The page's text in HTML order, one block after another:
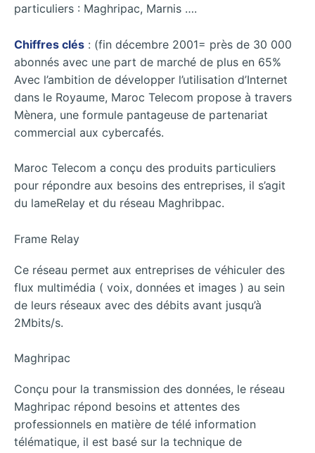
particuliers : Maghripac, Marnis ….
Chiffres clés : (fin décembre 2001= près de 30 000
abonnés avec une part de marché de plus en 65%
Avec l’ambition de développer l’utilisation d’Internet
dans le Royaume, Maroc Telecom propose à travers
Mènera, une formule pantageuse de partenariat
commercial aux cybercafés.
Maroc Telecom a conçu des produits particuliers
pour répondre aux besoins des entreprises, il s’agit
du lameRelay et du réseau Maghribpac.
Frame Relay
Ce réseau permet aux entreprises de véhiculer des
flux multimédia ( voix, données et images ) au sein
de leurs réseaux avec des débits avant jusqu’à
2Mbits/s.
Maghripac
Conçu pour la transmission des données, le réseau
Maghripac répond besoins et attentes des
professionnels en matière de télé information
télématique, il est basé sur la technique de